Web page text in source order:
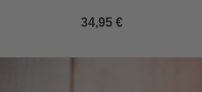
34,95 €